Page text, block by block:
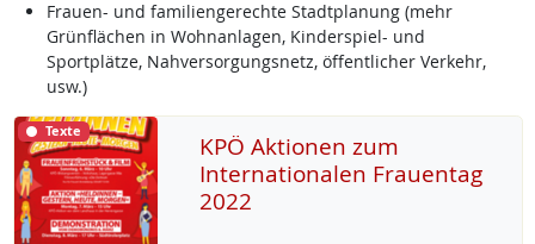
Frauen- und familiengerechte Stadtplanung (mehr
Grünflächen in Wohnanlagen, Kinderspiel- und
Sportplätze, Nahversorgungsnetz, öffentlicher Verkehr,
usw.)
Texte
KPÖ Aktionen zum
Internationalen Frauentag
2022